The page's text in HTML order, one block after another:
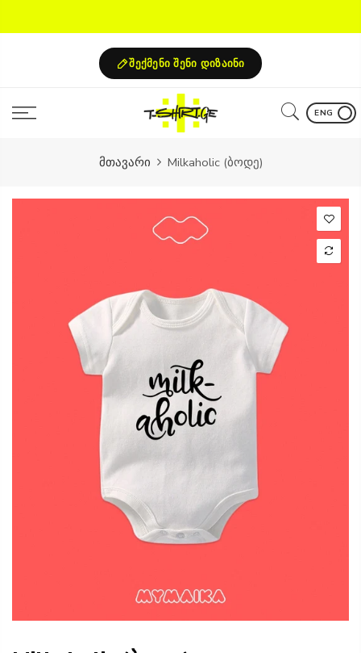
შექმენი შენი დიზაინი
ENG
მთავარი Milkaholic (ბოდე)